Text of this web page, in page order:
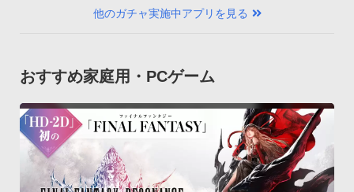
他のガチャ実施中アプリを見る
おすすめ家庭用・PCゲーム